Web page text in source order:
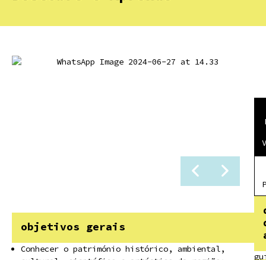
objetivos gerais
Conhecer o património histórico, ambiental,